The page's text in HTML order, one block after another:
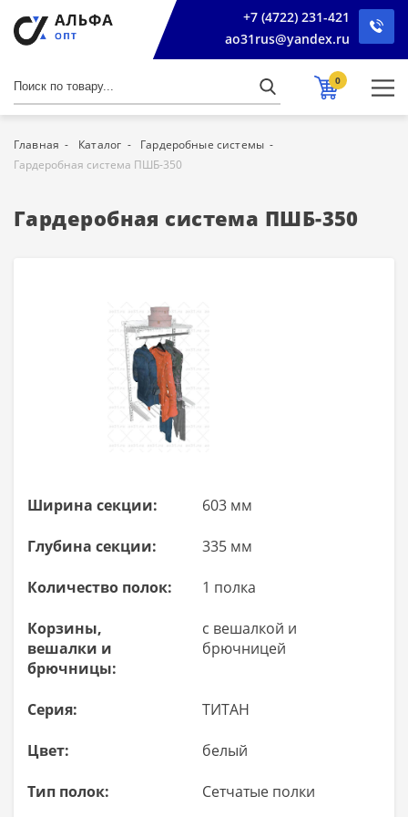
+7 (4722) 231-421
ao31rus@yandex.ru
0
Главная Каталог
Гардеробные системы
Гардеробная система ПШБ-350
Гардеробная система ПШБ-350
Ширина секции: 603 мм
Глубина секции: 335 мм
Количество полок: 1 полка
Корзины,
вешалки и
брючницы:
с вешалкой и
брючницей
Серия: ТИТАН
Цвет: белый
Тип полок: Сетчатые полки